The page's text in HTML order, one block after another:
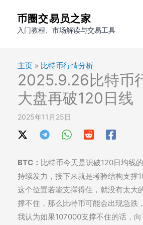
币圈交易员之家
入门教程、市场解读与交易工具
主页 » 比特币行情分析
2025.9.26比特币
大盘再破120日线
2025年11月25日
BTC： 比特币今天是识破120日均线
持续发力，接下来就是考验结构支撑
这个位置若能支撑得住，就没有太大
撑不住，那么比特币可能会出现急跌
我认为如果107000支撑不住的话，